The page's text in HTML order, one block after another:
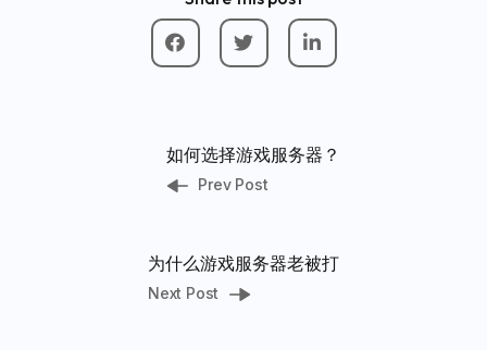
如何选择游戏服务器？
Prev Post
为什么游戏服务器老被打
Next Post